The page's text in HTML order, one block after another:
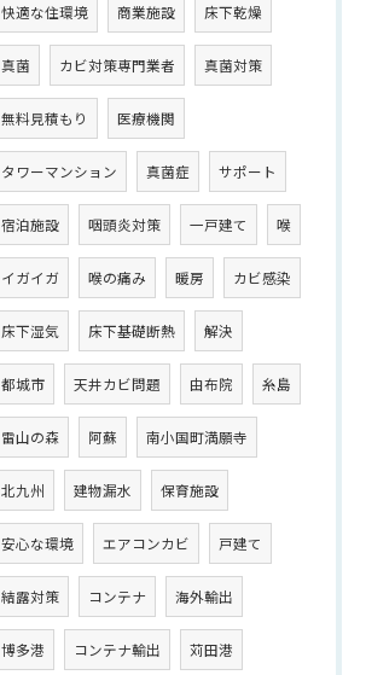
快適な住環境 商業施設 床下乾燥
真菌 カビ対策専門業者 真菌対策
無料見積もり 医療機関
タワーマンション 真菌症 サポート
宿泊施設 咽頭炎対策 一戸建て 喉
イガイガ 喉の痛み 暖房 カビ感染
床下湿気 床下基礎断熱 解決
都城市 天井カビ問題 由布院 糸島
雷山の森 阿蘇 南小国町満願寺
北九州 建物漏水 保育施設
安心な環境 エアコンカビ 戸建て
結露対策 コンテナ 海外輸出
博多港 コンテナ輸出 苅田港